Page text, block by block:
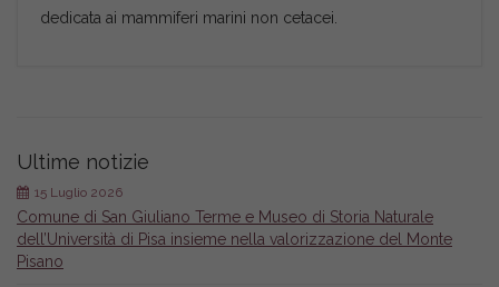
dedicata ai mammiferi marini non cetacei.
Ultime notizie
Comune di San Giuliano Terme e Museo di Storia Naturale
dell’Università di Pisa insieme nella valorizzazione del Monte
Pisano
15 Luglio 2026